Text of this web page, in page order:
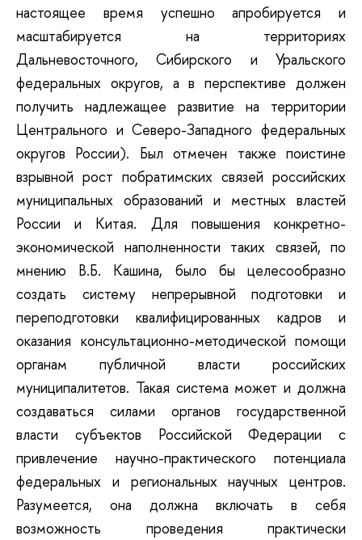
настоящее время успешно апробируется и
масштабируется на территориях
Дальневосточного, Сибирского и Уральского
федеральных округов, а в перспективе должен
получить надлежащее развитие на территории
Центрального и Северо-Западного федеральных
округов России). Был отмечен также поистине
взрывной рост побратимских связей российских
муниципальных образований и местных властей
России и Китая. Для повышения конкретно-
экономической наполненности таких связей, по
мнению В.Б. Кашина, было бы целесообразно
создать систему непрерывной подготовки и
переподготовки квалифицированных кадров и
оказания консультационно-методической помощи
органам публичной власти российских
муниципалитетов. Такая система может и должна
создаваться силами органов государственной
власти субъектов Российской Федерации с
привлечение научно-практического потенциала
федеральных и региональных научных центров.
Разумеется, она должна включать в себя
возможность проведения практически